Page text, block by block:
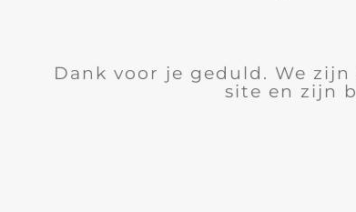
Dank voor je geduld. We
site en zijn